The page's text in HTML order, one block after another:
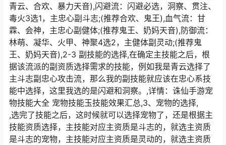
青云、合欢、暴力天音),闪避流：闪避必选，洞察、贯注、
毒火3选1，主忠心副斗志;(推荐合欢、鬼王),血气流：甘
霖、会神，主忠心副健体;(推荐鬼王、奶妈天音),防御流：
林萌、凝华、火甲、神聚4选2，主健体副灵动;(推荐鬼
王、奶妈天音),2-3 副技能的选择,在确定主技能之后，根
据该流派的副资质选择需求的技能，例如我是青云选择了
主斗志副忠心攻击流，那么我的副技能就应该在忠心系技
能中选择，这里我选的是闪避和洞察。,详情：诛仙手游宠
物技能大全 宠物技能玉技能效果汇总,3、宠物的选择,
,选完了技能之后，这时候就可以选择宠物了，还是根据主
技能资质选择，主技能对应主资质是斗志的，就选主资质
是斗志的宠物，主技能对应主资质是灵动的，就选主资质